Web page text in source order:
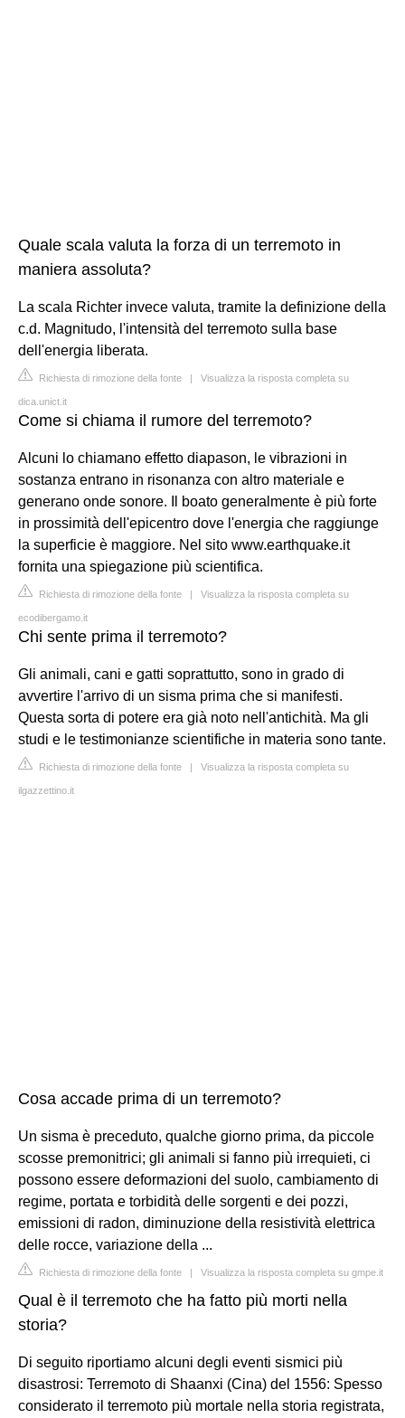
Quale scala valuta la forza di un terremoto in
maniera assoluta?
La scala Richter invece valuta, tramite la definizione della
c.d. Magnitudo, l'intensità del terremoto sulla base
dell'energia liberata.
Richiesta di rimozione della fonte | Visualizza la risposta completa su
dica.unict.it
Come si chiama il rumore del terremoto?
Alcuni lo chiamano effetto diapason, le vibrazioni in
sostanza entrano in risonanza con altro materiale e
generano onde sonore. Il boato generalmente è più forte
in prossimità dell'epicentro dove l'energia che raggiunge
la superficie è maggiore. Nel sito www.earthquake.it
fornita una spiegazione più scientifica.
Richiesta di rimozione della fonte | Visualizza la risposta completa su
ecodibergamo.it
Chi sente prima il terremoto?
Gli animali, cani e gatti soprattutto, sono in grado di
avvertire l'arrivo di un sisma prima che si manifesti.
Questa sorta di potere era già noto nell'antichità. Ma gli
studi e le testimonianze scientifiche in materia sono tante.
Richiesta di rimozione della fonte | Visualizza la risposta completa su
ilgazzettino.it
Cosa accade prima di un terremoto?
Un sisma è preceduto, qualche giorno prima, da piccole
scosse premonitrici; gli animali si fanno più irrequieti, ci
possono essere deformazioni del suolo, cambiamento di
regime, portata e torbidità delle sorgenti e dei pozzi,
emissioni di radon, diminuzione della resistività elettrica
delle rocce, variazione della ...
Richiesta di rimozione della fonte | Visualizza la risposta completa su gmpe.it
Qual è il terremoto che ha fatto più morti nella
storia?
Di seguito riportiamo alcuni degli eventi sismici più
disastrosi: Terremoto di Shaanxi (Cina) del 1556: Spesso
considerato il terremoto più mortale nella storia registrata,